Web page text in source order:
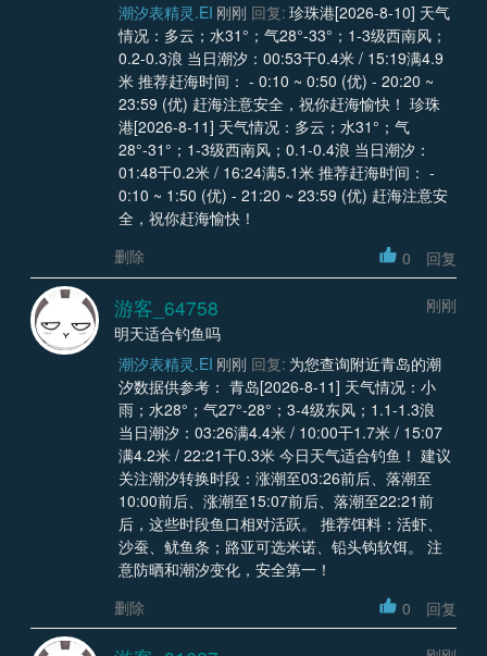
潮汐表精灵.EI 刚刚 回复: 珍珠港[2026-8-10] 天气
情况：多云；水31°；气28°-33°；1-3级西南风；
0.2-0.3浪 当日潮汐：00:53干0.4米 / 15:19满4.9
米 推荐赶海时间： - 0:10 ~ 0:50 (优) - 20:20 ~
23:59 (优) 赶海注意安全，祝你赶海愉快！ 珍珠
港[2026-8-11] 天气情况：多云；水31°；气
28°-31°；1-3级西南风；0.1-0.4浪 当日潮汐：
01:48干0.2米 / 16:24满5.1米 推荐赶海时间： -
0:10 ~ 1:50 (优) - 21:20 ~ 23:59 (优) 赶海注意安
全，祝你赶海愉快！
删除
0 回复
游客_64758
刚刚
明天适合钓鱼吗
潮汐表精灵.EI 刚刚 回复: 为您查询附近青岛的潮
汐数据供参考： 青岛[2026-8-11] 天气情况：小
雨；水28°；气27°-28°；3-4级东风；1.1-1.3浪
当日潮汐：03:26满4.4米 / 10:00干1.7米 / 15:07
满4.2米 / 22:21干0.3米 今日天气适合钓鱼！ 建议
关注潮汐转换时段：涨潮至03:26前后、落潮至
10:00前后、涨潮至15:07前后、落潮至22:21前
后，这些时段鱼口相对活跃。 推荐饵料：活虾、
沙蚕、鱿鱼条；路亚可选米诺、铅头钩软饵。 注
意防晒和潮汐变化，安全第一！
删除
0 回复